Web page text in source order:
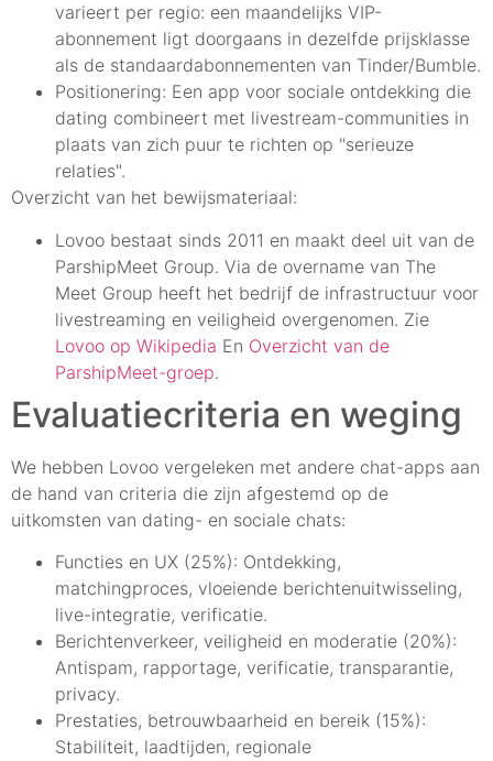
varieert per regio: een maandelijks VIP-
abonnement ligt doorgaans in dezelfde prijsklasse
als de standaardabonnementen van Tinder/Bumble.
Positionering: Een app voor sociale ontdekking die
dating combineert met livestream-communities in
plaats van zich puur te richten op "serieuze
relaties".
Overzicht van het bewijsmateriaal:
Lovoo bestaat sinds 2011 en maakt deel uit van de
ParshipMeet Group. Via de overname van The
Meet Group heeft het bedrijf de infrastructuur voor
livestreaming en veiligheid overgenomen. Zie
Lovoo op Wikipedia En Overzicht van de
ParshipMeet-groep.
Evaluatiecriteria en weging
We hebben Lovoo vergeleken met andere chat-apps aan
de hand van criteria die zijn afgestemd op de
uitkomsten van dating- en sociale chats:
Functies en UX (25%): Ontdekking,
matchingproces, vloeiende berichtenuitwisseling,
live-integratie, verificatie.
Berichtenverkeer, veiligheid en moderatie (20%):
Antispam, rapportage, verificatie, transparantie,
privacy.
Prestaties, betrouwbaarheid en bereik (15%):
Stabiliteit, laadtijden, regionale